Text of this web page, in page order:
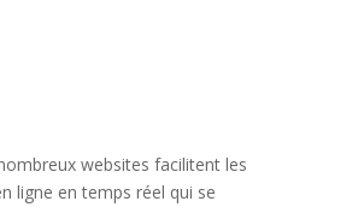
websites facilitent les
ligne en temps réel qui se